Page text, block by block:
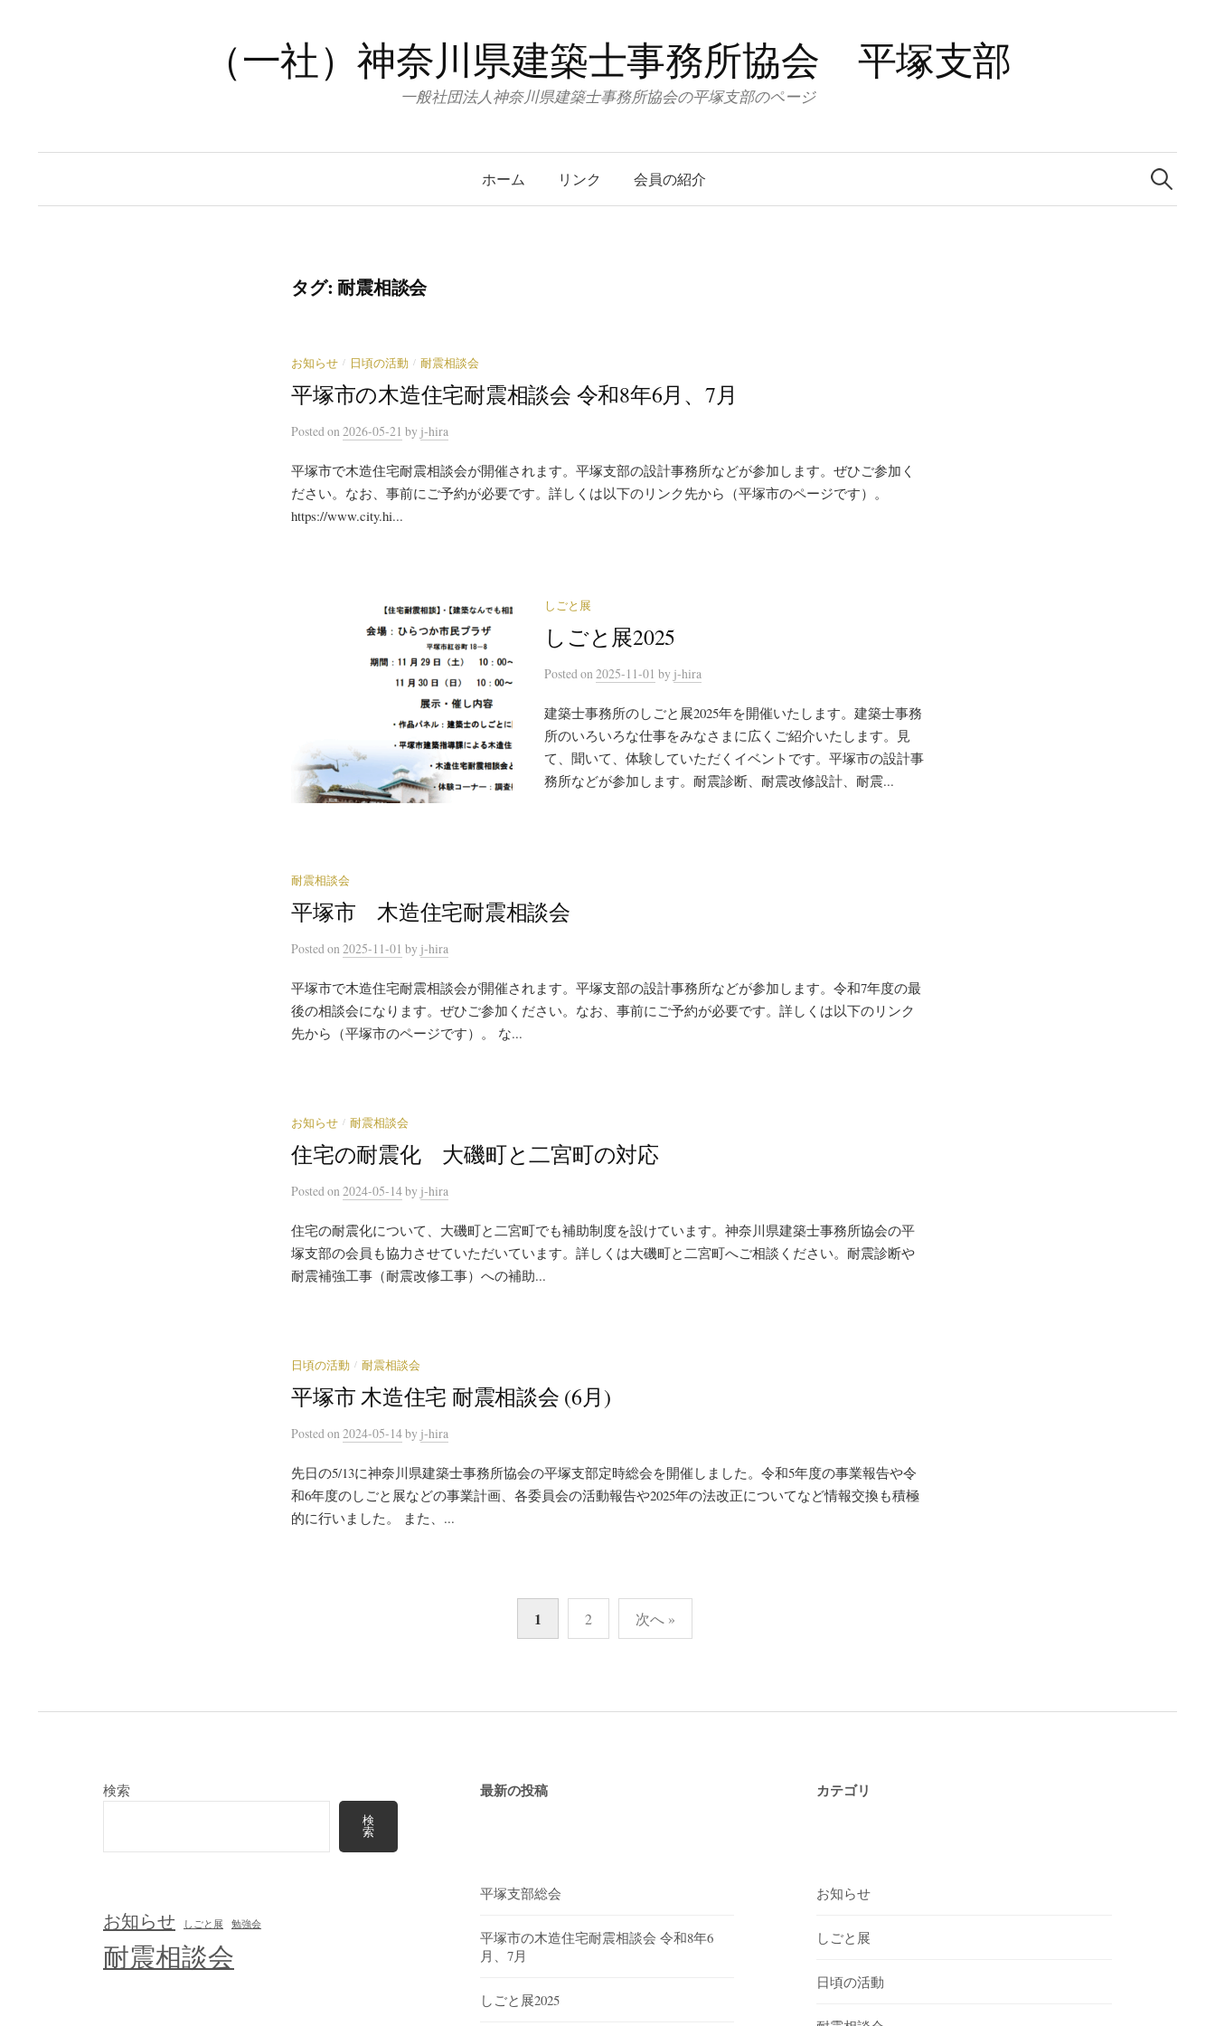
（一社）神奈川県建築士事務所協会 平塚支部
一般社団法人神奈川県建築士事務所協会の平塚支部のページ
ホーム リンク 会員の紹介
検
索:
タグ: 耐震相談会
お知らせ / 日頃の活動 / 耐震相談会
平塚市の木造住宅耐震相談会 令和8年6月、7月
Postedon 2026-05-21 by j-hira
平塚市で木造住宅耐震相談会が開催されます。平塚支部の設計事務所などが参加します。ぜひご参加く
ださい。なお、事前にご予約が必要です。詳しくは以下のリンク先から（平塚市のページです）。
https://www.city.hi...
しごと展
しごと展2025
Postedon 2025-11-01 by j-hira
建築士事務所のしごと展2025年を開催いたします。建築士事務
所のいろいろな仕事をみなさまに広くご紹介いたします。見
て、聞いて、体験していただくイベントです。平塚市の設計事
務所などが参加します。耐震診断、耐震改修設計、耐震...
耐震相談会
平塚市 木造住宅耐震相談会
Posted on 2025-11-01 by j-hira
平塚市で木造住宅耐震相談会が開催されます。平塚支部の設計事務所などが参加します。令和7年度の最
後の相談会になります。ぜひご参加ください。なお、事前にご予約が必要です。詳しくは以下のリンク
先から（平塚市のページです）。 な...
お知らせ / 耐震相談会
住宅の耐震化 大磯町と二宮町の対応
Posted on 2024-05-14by j-hira
住宅の耐震化について、大磯町と二宮町でも補助制度を設けています。神奈川県建築士事務所協会の平
塚支部の会員も協力させていただいています。詳しくは大磯町と二宮町へご相談ください。耐震診断や
耐震補強工事（耐震改修工事）への補助...
日頃の活動 / 耐震相談会
平塚市 木造住宅 耐震相談会 (6月)
Posted on 2024-05-14by j-hira
先日の5/13に神奈川県建築士事務所協会の平塚支部定時総会を開催しました。令和5年度の事業報告や令
和6年度のしごと展などの事業計画、各委員会の活動報告や2025年の法改正についてなど情報交換も積極
的に行いました。 また、...
1 2 次へ »
検索
検
索
お知らせ しごと展 勉強会
耐震相談会
最新の投稿
平塚支部総会
平塚市の木造住宅耐震相談会 令和8年6
月、7月
しごと展2025
カテゴリ
お知らせ
しごと展
日頃の活動